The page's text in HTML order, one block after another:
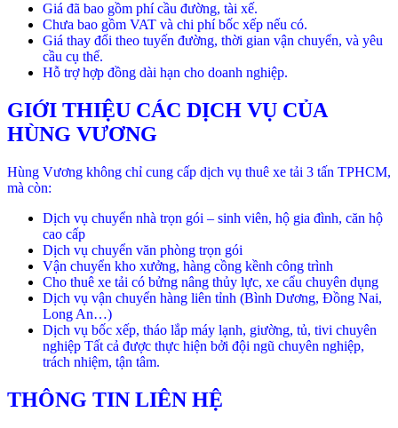
Giá đã bao gồm phí cầu đường, tài xế.
Chưa bao gồm VAT và chi phí bốc xếp nếu có.
Giá thay đổi theo tuyến đường, thời gian vận chuyển, và yêu
cầu cụ thể.
Hỗ trợ hợp đồng dài hạn cho doanh nghiệp.
GIỚI THIỆU CÁC DỊCH VỤ CỦA
HÙNG VƯƠNG
Hùng Vương không chỉ cung cấp dịch vụ thuê xe tải 3 tấn TPHCM,
mà còn:
Dịch vụ chuyển nhà trọn gói – sinh viên, hộ gia đình, căn hộ
cao cấp
Dịch vụ chuyển văn phòng trọn gói
Vận chuyển kho xưởng, hàng cồng kềnh công trình
Cho thuê xe tải có bửng nâng thủy lực, xe cẩu chuyên dụng
Dịch vụ vận chuyển hàng liên tỉnh (Bình Dương, Đồng Nai,
Long An…)
Dịch vụ bốc xếp, tháo lắp máy lạnh, giường, tủ, tivi chuyên
nghiệp Tất cả được thực hiện bởi đội ngũ chuyên nghiệp,
trách nhiệm, tận tâm.
THÔNG TIN LIÊN HỆ